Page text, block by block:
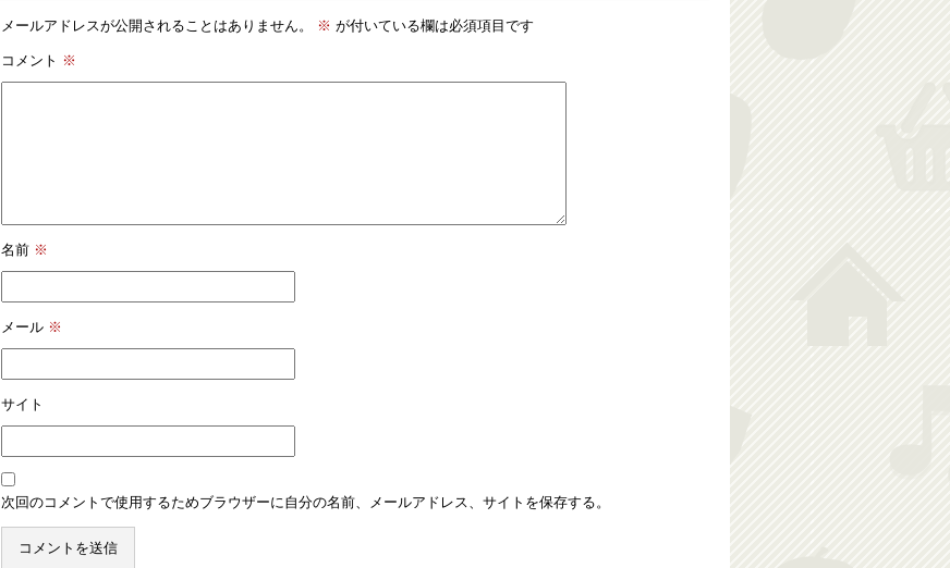
メールアドレスが公開されることはありません。 ※ が付いている欄は必須項目です
コメント ※
名前 ※
メール ※
サイト
次回のコメントで使用するためブラウザーに自分の名前、メールアドレス、サイトを保存する。